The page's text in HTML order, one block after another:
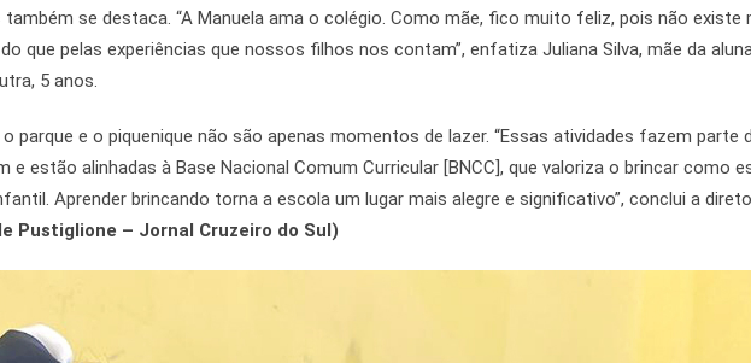
se destaca. “A Manuela ama o colégio. Como mãe, fico muito feliz, pois não existe
que pelas experiências que nossos filhos nos contam”, enfatiza Juliana Silva, mãe da
5 anos.
parque e o piquenique não são apenas momentos de lazer. “Essas atividades fazem parte
e estão alinhadas à Base Nacional Comum Curricular [BNCC], que valoriza o brincar como
Aprender brincando torna a escola um lugar mais alegre e significativo”, conclui a
Pustiglione – Jornal Cruzeiro do Sul)